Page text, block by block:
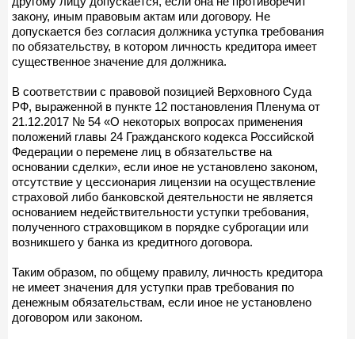
закону, иным правовым актам или договору. Не
допускается без согласия должника уступка требования
по обязательству, в котором личность кредитора имеет
существенное значение для должника.
В соответствии с правовой позицией Верховного Суда
РФ, выраженной в пункте 12 постановления Пленума от
21.12.2017 № 54 «О некоторых вопросах применения
положений главы 24 Гражданского кодекса Российской
Федерации о перемене лиц в обязательстве на
основании сделки», если иное не установлено законом,
отсутствие у цессионария лицензии на осуществление
страховой либо банковской деятельности не является
основанием недействительности уступки требования,
полученного страховщиком в порядке суброгации или
возникшего у банка из кредитного договора.
Таким образом, по общему правилу, личность кредитора
не имеет значения для уступки прав требования по
денежным обязательствам, если иное не установлено
договором или законом.